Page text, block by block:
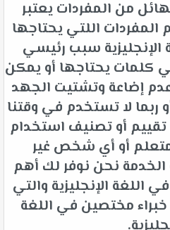
من المفردات يعتبر
اللتي يحتاجها
سبب رئيسي
كلمات يحتاجها أو يمكن
إضاعة وتشتيت الجهد
ربما لا تستخدم في وقتنا
تقييم أو تصنيف استخدام
أو أي شخص غير
نحن نوفر لك أهم
اللغة الإنجليزية والتي
مختصين في اللغة